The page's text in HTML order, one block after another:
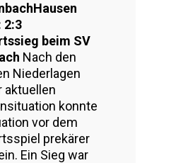
2:3
beim SV
Nach den
Niederlagen
aktuellen
konnte
vor dem
prekärer
Ein Sieg war